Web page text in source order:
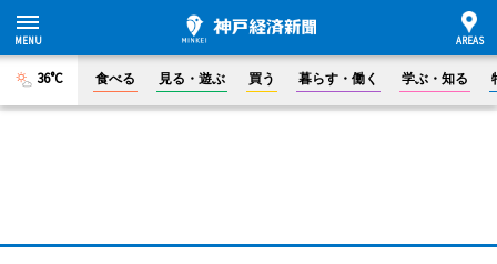
36°C 食べる 見る・遊ぶ 買う 暮らす・働く 学ぶ・知る